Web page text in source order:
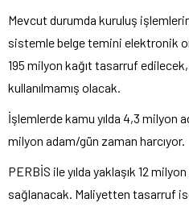
Mevcut durumda kuruluş
sistemle belge temini elektronik
195 milyon kağıt tasarruf
kullanılmamış olacak.
İşlemlerde kamu yılda 4,3 milyon
milyon adam/gün zaman harcıyor.
PERBİS ile yılda yaklaşık 12
sağlanacak. Maliyetten tasarruf